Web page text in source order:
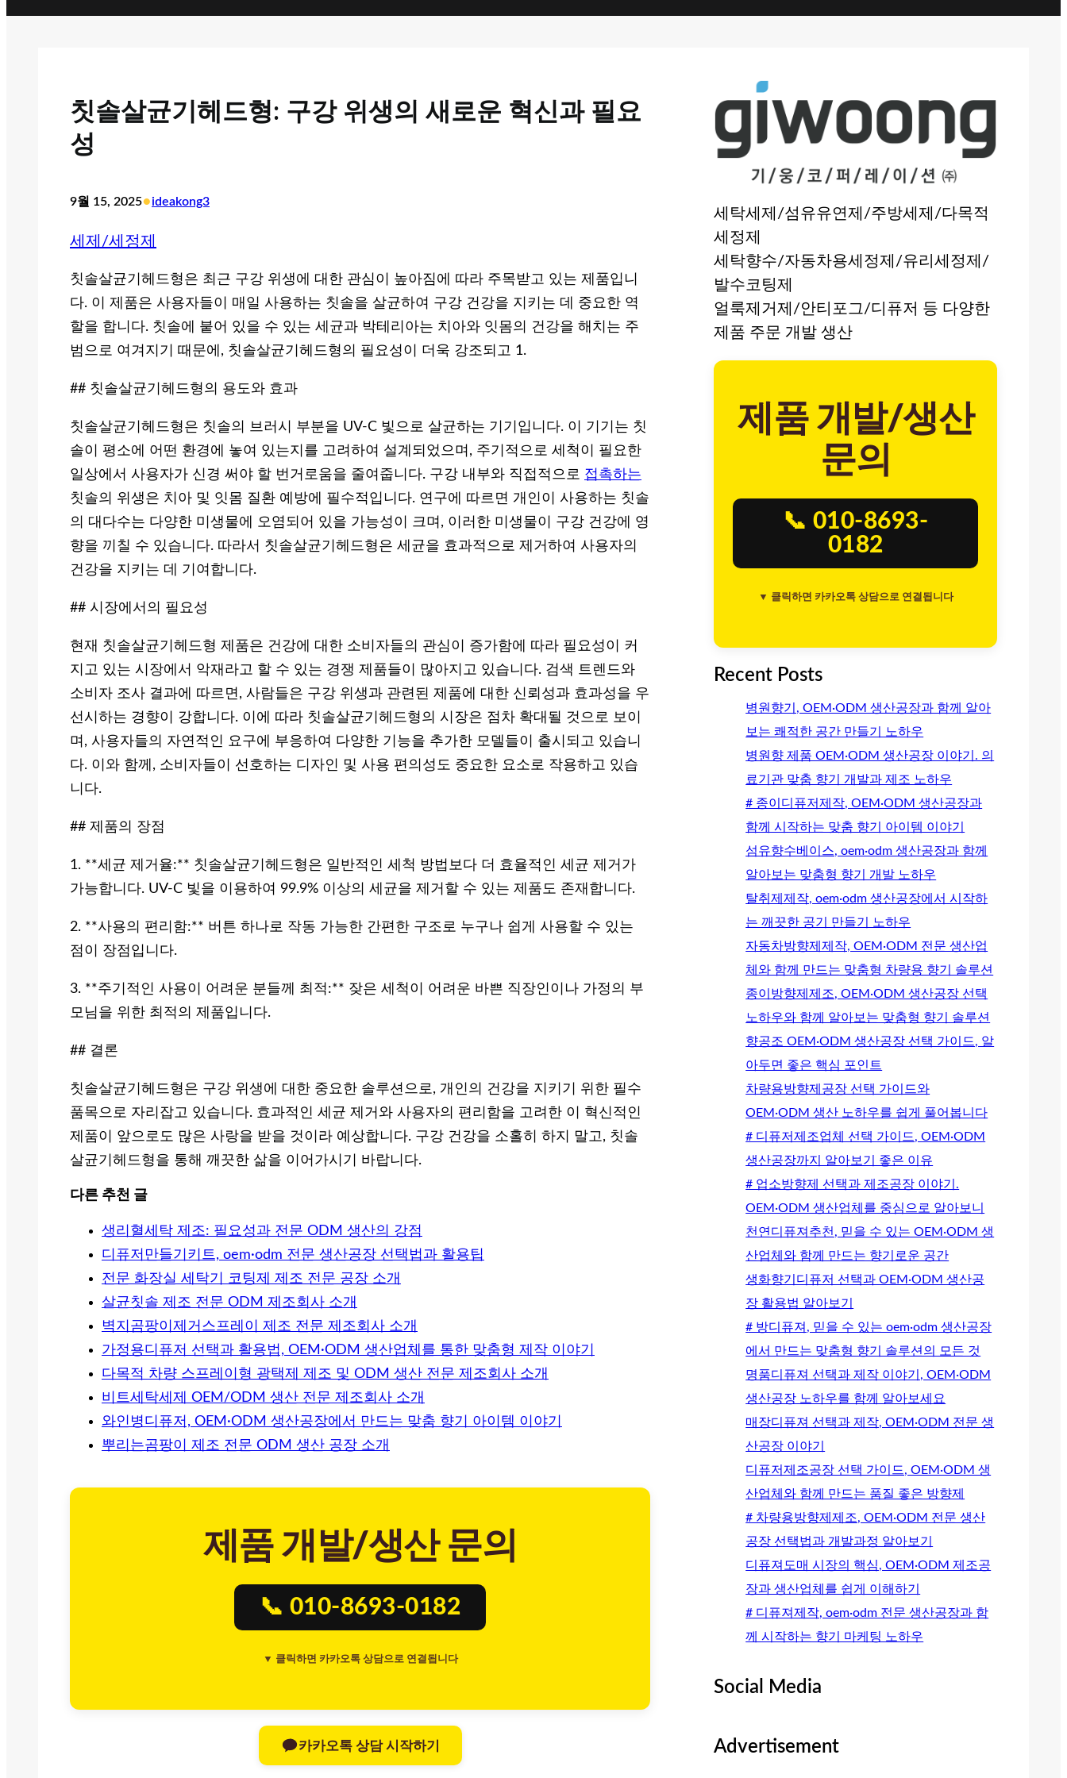
칫솔살균기헤드형: 구강 위생의 새로운 혁신과 필요
성
9월 15, 2025•ideakong3
세제/세정제
칫솔살균기헤드형은 최근 구강 위생에 대한 관심이 높아짐에 따라 주목받고 있는 제품입니
다. 이 제품은 사용자들이 매일 사용하는 칫솔을 살균하여 구강 건강을 지키는 데 중요한 역
할을 합니다. 칫솔에 붙어 있을 수 있는 세균과 박테리아는 치아와 잇몸의 건강을 해치는 주
범으로 여겨지기 때문에, 칫솔살균기헤드형의 필요성이 더욱 강조되고 1.
## 칫솔살균기헤드형의 용도와 효과
칫솔살균기헤드형은 칫솔의 브러시 부분을 UV-C 빛으로 살균하는 기기입니다. 이 기기는 칫
솔이 평소에 어떤 환경에 놓여 있는지를 고려하여 설계되었으며, 주기적으로 세척이 필요한
일상에서 사용자가 신경 써야 할 번거로움을 줄여줍니다. 구강 내부와 직접적으로 접촉하는
칫솔의 위생은 치아 및 잇몸 질환 예방에 필수적입니다. 연구에 따르면 개인이 사용하는 칫솔
의 대다수는 다양한 미생물에 오염되어 있을 가능성이 크며, 이러한 미생물이 구강 건강에 영
향을 끼칠 수 있습니다. 따라서 칫솔살균기헤드형은 세균을 효과적으로 제거하여 사용자의
건강을 지키는 데 기여합니다.
## 시장에서의 필요성
현재 칫솔살균기헤드형 제품은 건강에 대한 소비자들의 관심이 증가함에 따라 필요성이 커
지고 있는 시장에서 악재라고 할 수 있는 경쟁 제품들이 많아지고 있습니다. 검색 트렌드와
소비자 조사 결과에 따르면, 사람들은 구강 위생과 관련된 제품에 대한 신뢰성과 효과성을 우
선시하는 경향이 강합니다. 이에 따라 칫솔살균기헤드형의 시장은 점차 확대될 것으로 보이
며, 사용자들의 자연적인 요구에 부응하여 다양한 기능을 추가한 모델들이 출시되고 있습니
다. 이와 함께, 소비자들이 선호하는 디자인 및 사용 편의성도 중요한 요소로 작용하고 있습
니다.
## 제품의 장점
1. **세균 제거율:** 칫솔살균기헤드형은 일반적인 세척 방법보다 더 효율적인 세균 제거가
가능합니다. UV-C 빛을 이용하여 99.9% 이상의 세균을 제거할 수 있는 제품도 존재합니다.
2. **사용의 편리함:** 버튼 하나로 작동 가능한 간편한 구조로 누구나 쉽게 사용할 수 있는
점이 장점입니다.
3. **주기적인 사용이 어려운 분들께 최적:** 잦은 세척이 어려운 바쁜 직장인이나 가정의 부
모님을 위한 최적의 제품입니다.
## 결론
칫솔살균기헤드형은 구강 위생에 대한 중요한 솔루션으로, 개인의 건강을 지키기 위한 필수
품목으로 자리잡고 있습니다. 효과적인 세균 제거와 사용자의 편리함을 고려한 이 혁신적인
제품이 앞으로도 많은 사랑을 받을 것이라 예상합니다. 구강 건강을 소홀히 하지 말고, 칫솔
살균기헤드형을 통해 깨끗한 삶을 이어가시기 바랍니다.
다른 추천 글
생리혈세탁 제조: 필요성과 전문 ODM 생산의 강점
디퓨저만들기키트, oem·odm 전문 생산공장 선택법과 활용팁
전문 화장실 세탁기 코팅제 제조 전문 공장 소개
살균칫솔 제조 전문 ODM 제조회사 소개
벽지곰팡이제거스프레이 제조 전문 제조회사 소개
가정용디퓨저 선택과 활용법, OEM·ODM 생산업체를 통한 맞춤형 제작 이야기
다목적 차량 스프레이형 광택제 제조 및 ODM 생산 전문 제조회사 소개
비트세탁세제 OEM/ODM 생산 전문 제조회사 소개
와인병디퓨저, OEM·ODM 생산공장에서 만드는 맞춤 향기 아이템 이야기
뿌리는곰팡이 제조 전문 ODM 생산 공장 소개
제품 개발/생산 문의
📞 010-8693-0182
▼ 클릭하면 카카오톡 상담으로 연결됩니다
카카오톡 상담 시작하기
세탁세제/섬유유연제/주방세제/다목적
세정제
세탁향수/자동차용세정제/유리세정제/
발수코팅제
얼룩제거제/안티포그/디퓨저 등 다양한
제품 주문 개발 생산
제품 개발/생산
문의
📞 010-8693-
0182
▼ 클릭하면 카카오톡 상담으로 연결됩니다
Recent Posts
병원향기, OEM·ODM 생산공장과 함께 알아
보는 쾌적한 공간 만들기 노하우
병원향 제품 OEM·ODM 생산공장 이야기. 의
료기관 맞춤 향기 개발과 제조 노하우
# 종이디퓨저제작, OEM·ODM 생산공장과
함께 시작하는 맞춤 향기 아이템 이야기
섬유향수베이스, oem·odm 생산공장과 함께
알아보는 맞춤형 향기 개발 노하우
탈취제제작, oem·odm 생산공장에서 시작하
는 깨끗한 공기 만들기 노하우
자동차방향제제작, OEM·ODM 전문 생산업
체와 함께 만드는 맞춤형 차량용 향기 솔루션
종이방향제제조, OEM·ODM 생산공장 선택
노하우와 함께 알아보는 맞춤형 향기 솔루션
향공조 OEM·ODM 생산공장 선택 가이드, 알
아두면 좋은 핵심 포인트
차량용방향제공장 선택 가이드와
OEM·ODM 생산 노하우를 쉽게 풀어봅니다
# 디퓨저제조업체 선택 가이드, OEM·ODM
생산공장까지 알아보기 좋은 이유
# 업소방향제 선택과 제조공장 이야기.
OEM·ODM 생산업체를 중심으로 알아보니
천연디퓨져추천, 믿을 수 있는 OEM·ODM 생
산업체와 함께 만드는 향기로운 공간
생화향기디퓨저 선택과 OEM·ODM 생산공
장 활용법 알아보기
# 방디퓨져, 믿을 수 있는 oem·odm 생산공장
에서 만드는 맞춤형 향기 솔루션의 모든 것
명품디퓨져 선택과 제작 이야기, OEM·ODM
생산공장 노하우를 함께 알아보세요
매장디퓨져 선택과 제작, OEM·ODM 전문 생
산공장 이야기
디퓨저제조공장 선택 가이드, OEM·ODM 생
산업체와 함께 만드는 품질 좋은 방향제
# 차량용방향제제조, OEM·ODM 전문 생산
공장 선택법과 개발과정 알아보기
디퓨져도매 시장의 핵심, OEM·ODM 제조공
장과 생산업체를 쉽게 이해하기
# 디퓨져제작, oem·odm 전문 생산공장과 함
께 시작하는 향기 마케팅 노하우
Social Media
Advertisement